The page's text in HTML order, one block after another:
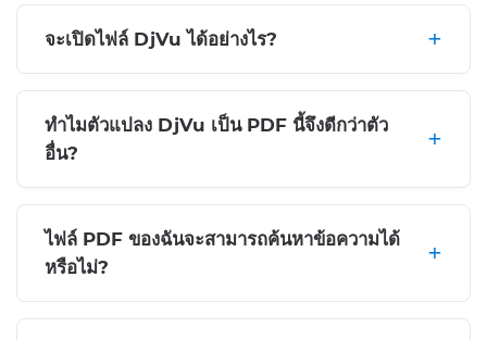
จะเปิดไฟล์ DjVu ได้อย่างไร?
ทำไมตัวแปลง DjVu เป็น PDF นี้จึงดีกว่าตัว
อื่น?
ไฟล์ PDF ของฉันจะสามารถค้นหาข้อความได้
หรือไม่?